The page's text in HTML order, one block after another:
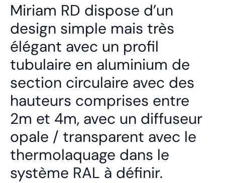
Miriam RD dispose d’un
design simple mais très
élégant avec un profil
tubulaire en aluminium de
section circulaire avec des
hauteurs comprises entre
2m et 4m, avec un diffuseur
opale / transparent avec le
thermolaquage dans le
système RAL à définir.